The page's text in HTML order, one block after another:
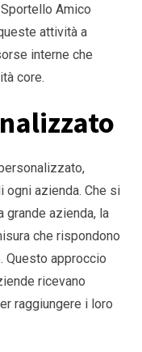
Amico
attività a
interne che
core.
azienda. Che si
grande azienda, la
che rispondono
Questo approccio
ricevano
raggiungere i loro